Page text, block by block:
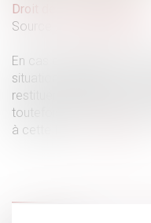
Droit de la consommation
Source :
En cas d’invalidité du
situation antérieure à sa
restituer l’équilibre
toutefois aller au-delà
à cette fin...